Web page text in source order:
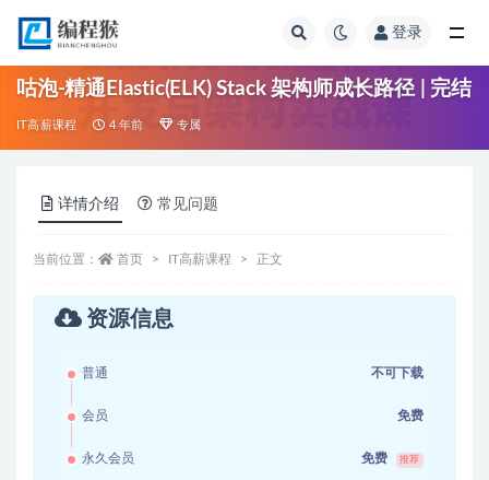
登录
咕泡-精通Elastic(ELK) Stack 架构师成长路径 | 完结
IT高薪课程 4 年前 专属
详情介绍 常见问题
当前位置： 首页 IT高薪课程 正文
资源信息
普通 不可下载
会员 免费
永久会员 免费 推荐